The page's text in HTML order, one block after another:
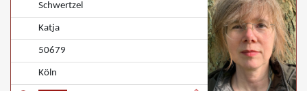
Schwertzel
Katja
50679
Köln